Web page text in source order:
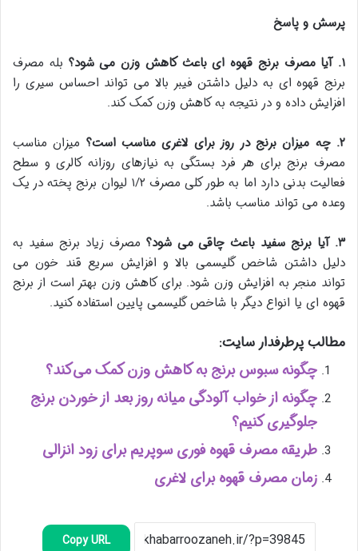
پرسش و پاسخ
۱.آیا مصرف برنج قهوه ای باعث کاهش وزن می شود؟ بله مصرف
برنج قهوه ای به دلیل داشتن فیبر بالا می تواند احساس سیری را
افزایش داده و در نتیجه به کاهش وزن کمک کند.
۲.چه میزان برنج در روز برای لاغری مناسب است؟ میزان مناسب
مصرف برنج برای هر فرد بستگی به نیازهای روزانه کالری و سطح
فعالیت بدنی دارد اما به طور کلی مصرف ۱/۲ لیوان برنج پخته در یک
وعده می تواند مناسب باشد.
۳.آیا برنج سفید باعث چاقی می شود؟ مصرف زیاد برنج سفید به
دلیل داشتن شاخص گلیسمی بالا و افزایش سریع قند خون می
تواند منجر به افزایش وزن شود. برای کاهش وزن بهتر است از برنج
قهوه ای یا انواع دیگر با شاخص گلیسمی پایین استفاده کنید.
مطالب پرطرفدار سایت:
چگونه سبوس برنج به کاهش وزن کمک می‌کند؟
چگونه از خواب آلودگی میانه روز بعد از خوردن برنج
جلوگیری کنیم؟
طریقه مصرف قهوه فوری سوپریم برای زود انزالی
زمان مصرف قهوه برای لاغری
Copy URL